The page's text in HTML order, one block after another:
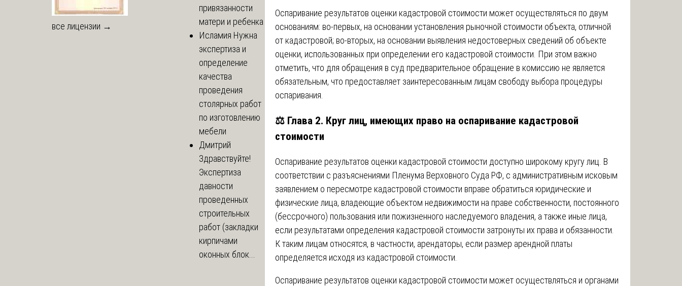
Оспаривание результатов оценки кадастровой стоимости может осуществляться по двум
основаниям: во-первых, на основании установления рыночной стоимости объекта, отличной
от кадастровой; во-вторых, на основании выявления недостоверных сведений об объекте
оценки, использованных при определении его кадастровой стоимости. При этом важно
отметить, что для обращения в суд предварительное обращение в комиссию не является
обязательным, что предоставляет заинтересованным лицам свободу выбора процедуры
оспаривания.
⚖️ Глава 2. Круг лиц, имеющих право на оспаривание кадастровой
стоимости
Оспаривание результатов оценки кадастровой стоимости доступно широкому кругу лиц. В
соответствии с разъяснениями Пленума Верховного Суда РФ, с административным исковым
заявлением о пересмотре кадастровой стоимости вправе обратиться юридические и
физические лица, владеющие объектом недвижимости на праве собственности, постоянного
(бессрочного) пользования или пожизненного наследуемого владения, а также иные лица,
если результатами определения кадастровой стоимости затронуты их права и обязанности.
К таким лицам относятся, в частности, арендаторы, если размер арендной платы
определяется исходя из кадастровой стоимости.
Оспаривание результатов оценки кадастровой стоимости может осуществляться и органами
все лицензии →
привязанности
матери и ребенка
Исламия Нужна
экспертиза и
определение
качества
проведения
столярных работ
по изготовлению
мебели
Дмитрий
Здравствуйте!
Экспертиза
давности
проведенных
строительных
работ (закладки
кирпичами
оконных блок...